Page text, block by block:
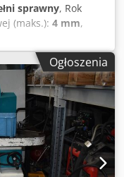
sprawny, Rok
(maks.): 4 mm,
kąta
Ogłoszenia